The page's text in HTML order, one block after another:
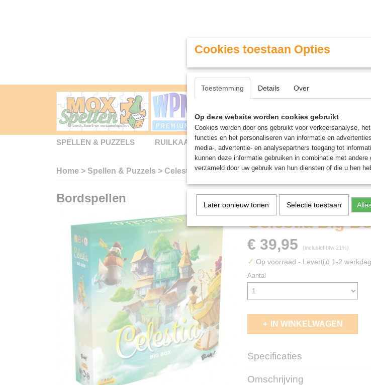
Contact & Openingstijden
SPELLEN & PUZZELS RUILKAARTEN MINIATURE GAMING ROLE
Home > Spellen & Puzzels > Celestia Big Box - Bordspel
Bordspellen
Celestia Big
€ 39,95 (inclusief btw 21%)
✓ Op voorraad - Levertijd 1-2
Aantal
IN WINKELWAGEN
Specificaties
EAN code
Omschrijving
Cookies toestaan Opties
Toestemming Details Over
Op deze website worden cookies gebruikt
Cookies worden door ons gebruikt voor verkeersanalyse,
functies en het personaliseren van informatie en
media-, advertentie- en analysepartners toegang tot
kunnen deze informatie gebruiken in combinatie met
verzameld door uw gebruik van hun diensten of die u hen
Later opnieuw tonen Selectie toestaan